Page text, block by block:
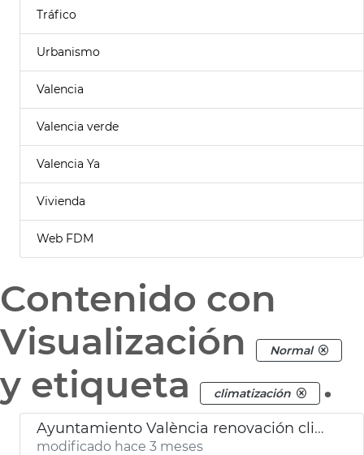
Tráfico
Urbanismo
Valencia
Valencia verde
Valencia Ya
Vivienda
Web FDM
Contenido con
Visualización
Normal
y etiqueta climatización .
Ayuntamiento València renovación climatitzación Mercado de Colón
modificado hace 3 meses